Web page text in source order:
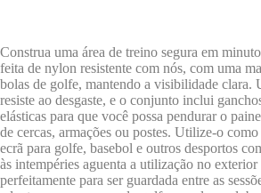
Construa uma área de treino segura em
feita de nylon resistente com nós, com uma
bolas de golfe, mantendo a visibilidade clara.
resiste ao desgaste, e o conjunto inclui
elásticas para que você possa pendurar o
de cercas, armações ou postes. Utilize-o
ecrã para golfe, basebol e outros desportos
às intempéries aguenta a utilização no exterior
perfeitamente para ser guardada entre as